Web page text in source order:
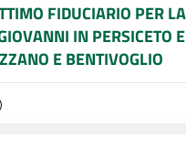
FIDUCIARIO PER
IN
E BENTIVOGLIO